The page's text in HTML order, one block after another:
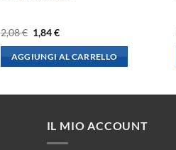
2,08€ Il
prezzo
originale
era:
1,84€Il
attuale
è:
AGGIUNGI AL CARRELLO
IL MIO ACCOUNT